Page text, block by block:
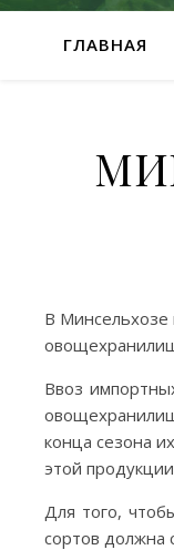
ГЛАВНАЯ
В Минсельхозе
Ввоз
конца сезона
этой
Для того,
сортов должна